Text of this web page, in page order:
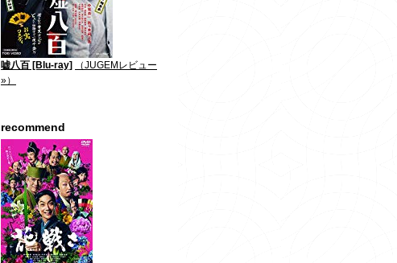
嘘八百 [Blu-ray]
（JUGEMレビュー
»）
recommend